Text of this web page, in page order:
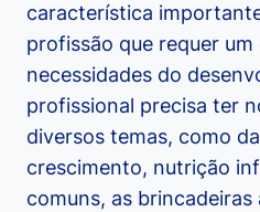
característica
profissão que requer
necessidades do
profissional precisa ter
diversos temas, como
crescimento, nutrição
comuns, as brincadeiras